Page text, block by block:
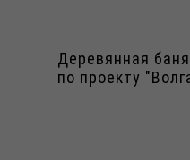
Деревянная
по проекту